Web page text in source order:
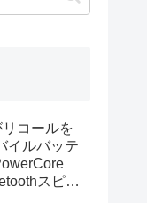
コールを
イルバッテ
スピー